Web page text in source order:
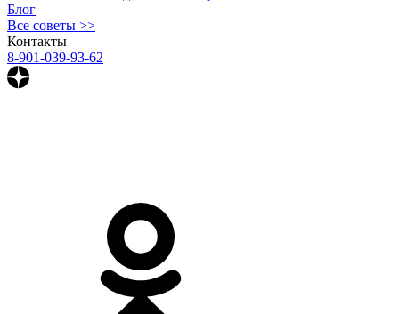
Блог
Все советы >>
Контакты
8-901-039-93-62